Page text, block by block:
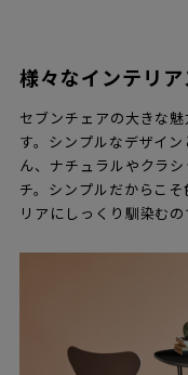
様々なインテリ
セブンチェアの大きな
す。シンプルなデザイ
ん、ナチュラルやクラ
チ。シンプルだからこ
リアにしっくり馴染むの